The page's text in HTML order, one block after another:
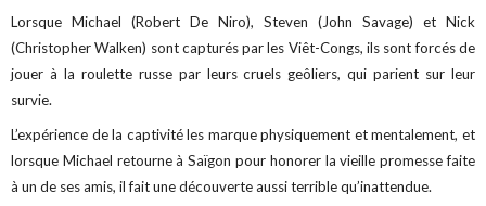
Lorsque Michael (Robert De Niro), Steven (John Savage) et Nick
(Christopher Walken) sont capturés par les Viêt-Congs, ils sont forcés de
jouer à la roulette russe par leurs cruels geôliers, qui parient sur leur
survie.
L’expérience de la captivité les marque physiquement et mentalement, et
lorsque Michael retourne à Saïgon pour honorer la vieille promesse faite
à un de ses amis, il fait une découverte aussi terrible qu’inattendue.